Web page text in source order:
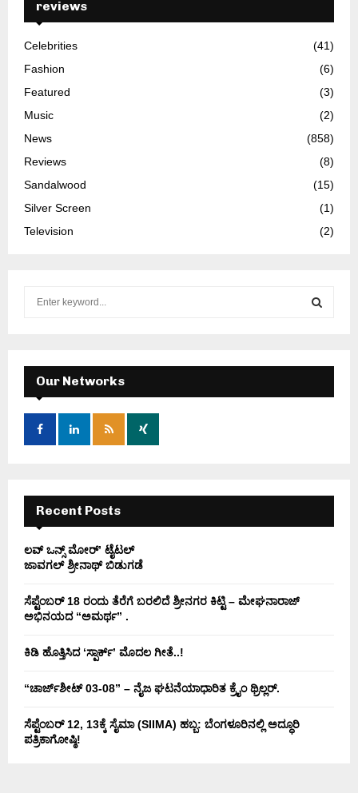
reviews
Celebrities
(41)
Fashion
(6)
Featured
(3)
Music
(2)
News
(858)
Reviews
(8)
Sandalwood
(15)
Silver Screen
(1)
Television
(2)
f
o
:
E
A
H
Our Networks
Recent Posts
ಲವ್ ಒನ್ಸ್ ಮೋರ್’ ಟೈಟಲ್
ಜಾವಗಲ್ ಶ್ರೀನಾಥ್ ಬಿಡುಗಡೆ
ಸೆಪ್ಟೆಂಬರ್ 18 ರಂದು ತೆರೆಗೆ ಬರಲಿದೆ ಶ್ರೀನಗರ ಕಿಟ್ಟಿ – ಮೇಘನಾರಾಜ್
ಅಭಿನಯದ “ಅಮರ್ಥ” .
ಕಿಡಿ‌‌ ಹೊತ್ತಿಸಿದ ‘ಸ್ಪಾರ್ಕ್’ ಮೊದಲ‌ ಗೀತೆ..!
“ಚಾರ್ಜ್‌ಶೀಟ್ 03-08” – ನೈಜ ಘಟನೆಯಾಧಾರಿತ ಕ್ರೈಂ ಥ್ರಿಲ್ಲರ್.
ಸೆಪ್ಟೆಂಬರ್ 12, 13ಕ್ಕೆ ಸೈಮಾ (SIIMA) ಹಬ್ಬ: ಬೆಂಗಳೂರಿನಲ್ಲಿ ಅದ್ಧೂರಿ
ಪತ್ರಿಕಾಗೋಷ್ಠಿ!